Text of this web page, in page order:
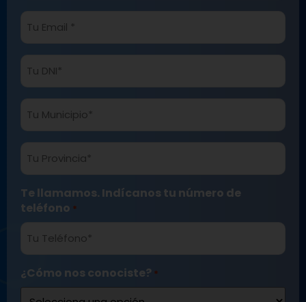
Tu
Email
Tu
DNI
Tu
Municipio
Tu
Provincia
Te llamamos. Indícanos tu número de
teléfono *
¿Cómo nos conociste? *